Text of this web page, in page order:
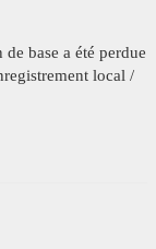
base a été perdue
local /